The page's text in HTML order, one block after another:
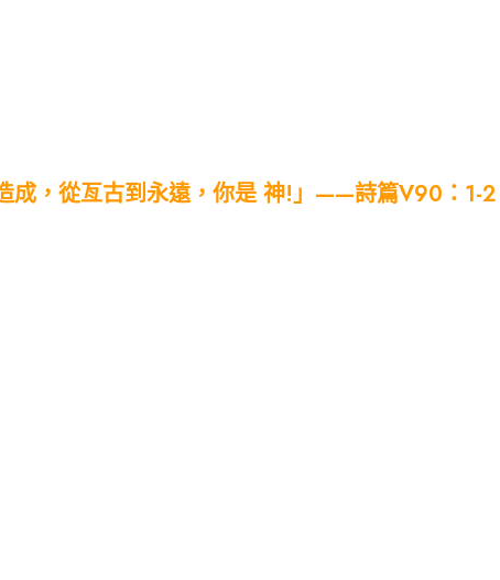
成，從亙古到永遠，你是 神!」——詩篇V90：1-2